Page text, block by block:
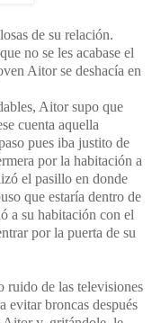
de su relación.
no se les acabase el
Aitor se deshacía en
Aitor supo que
cuenta aquella
pues iba justito de
por la habitación a
el pasillo en donde
que estaría dentro de
a su habitación con el
por la puerta de su
ruido de las televisiones
evitar broncas después